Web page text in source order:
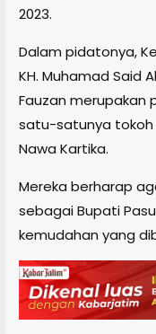
2023.
Dalam pidatonya,
KH. Muhamad Said
Fauzan merupakan
satu-satunya tokoh
Nawa Kartika.
Mereka berharap
sebagai Bupati
kemudahan yang